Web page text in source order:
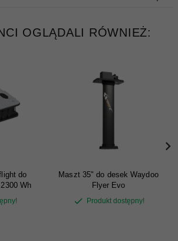
OGLĄDALI RÓWNIEŻ:
do
Wh
Maszt 35" do desek Waydoo
Flyer Evo
Produkt dostępny!